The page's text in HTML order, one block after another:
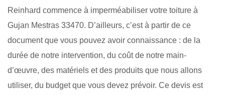
Reinhard commence à imperméabiliser votre toiture à
Gujan Mestras 33470. D’ailleurs, c’est à partir de ce
document que vous pouvez avoir connaissance : de la
durée de notre intervention, du coût de notre main-
d’œuvre, des matériels et des produits que nous allons
utiliser, du budget que vous devez prévoir. Ce devis est